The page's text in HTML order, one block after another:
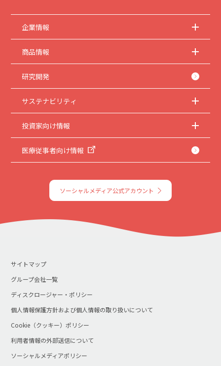
企業情報
商品情報
研究開発
サステナビリティ
投資家向け情報
医療従事者向け情報
ソーシャルメディア公式アカウント
サイトマップ
グループ会社一覧
ディスクロージャー・ポリシー
個人情報保護方針および個人情報の取り扱いについて
Cookie（クッキー）ポリシー
利用者情報の外部送信について
ソーシャルメディアポリシー